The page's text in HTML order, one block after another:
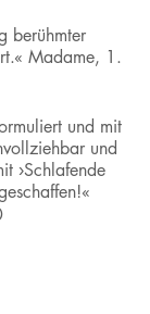
berühmter
Madame, 1.
und mit
und
›Schlafende